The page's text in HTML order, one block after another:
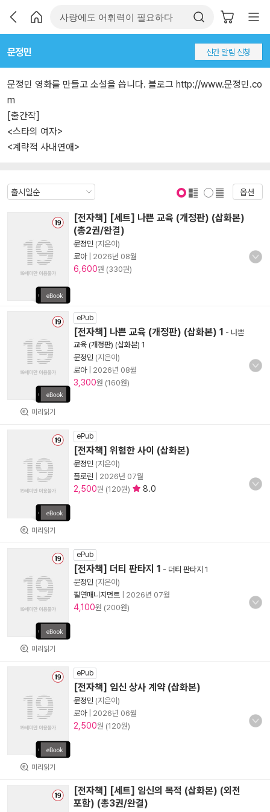
문정민 신간 알림 신청
문정민 영화를 만들고 소설을 씁니다. 블로그 http://www.문정민.co
m
[출간작]
<스타의 여자>
<계략적 사내연애>
옵션
[전자책] [세트] 나쁜 교육 (개정판) (삽화본)
(총2권/완결)
문정민 (지은이)
로아| 2026년 08월
6,600원 (330원)
미리읽기
ePub
[전자책] 나쁜 교육 (개정판) (삽화본) 1 - 나쁜
교육 (개정판) (삽화본) 1
문정민 (지은이)
로아| 2026년 08월
3,300원 (160원)
미리읽기
ePub
[전자책] 위험한 사이 (삽화본)
문정민 (지은이)
플로린
2026년 07월
2,500원 (120원) 8.0
미리읽기
ePub
[전자책] 더티 판타지 1 - 더티 판타지 1
문정민 (지은이)
필연매니지먼트
2026년 07월
4,100원 (200원)
미리읽기
ePub
[전자책] 임신 상사 계약 (삽화본)
문정민 (지은이)
로아| 2026년 06월
2,500원 (120원)
[전자책] [세트] 임신의 목적 (삽화본) (외전
포함) (총3권/완결)